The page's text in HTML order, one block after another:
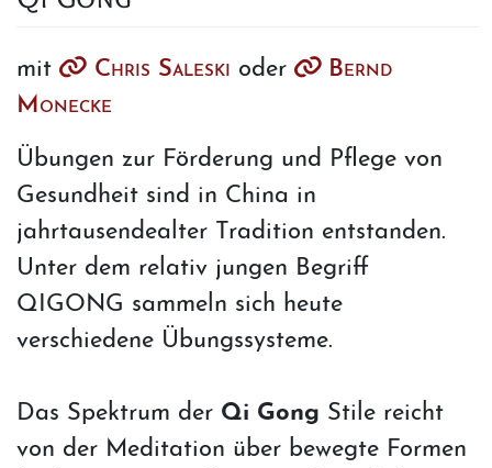
mit Chris Saleski oder
Bernd
Monecke
Übungen zur Förderung und Pflege von
Gesundheit sind in China in
jahrtausendealter Tradition entstanden.
Unter dem relativ jungen Begriff
QIGONG sammeln sich heute
verschiedene Übungssysteme.
Das Spektrum der Qi Gong Stile reicht
von der Meditation über bewegte Formen